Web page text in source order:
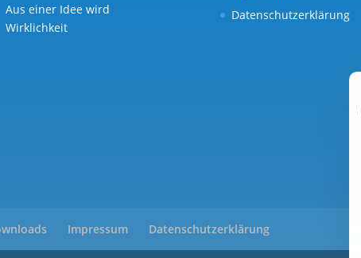
Aus einer Idee wird
Wirklichkeit
Datenschutzerklärung
Impressum Datenschutzerklärung